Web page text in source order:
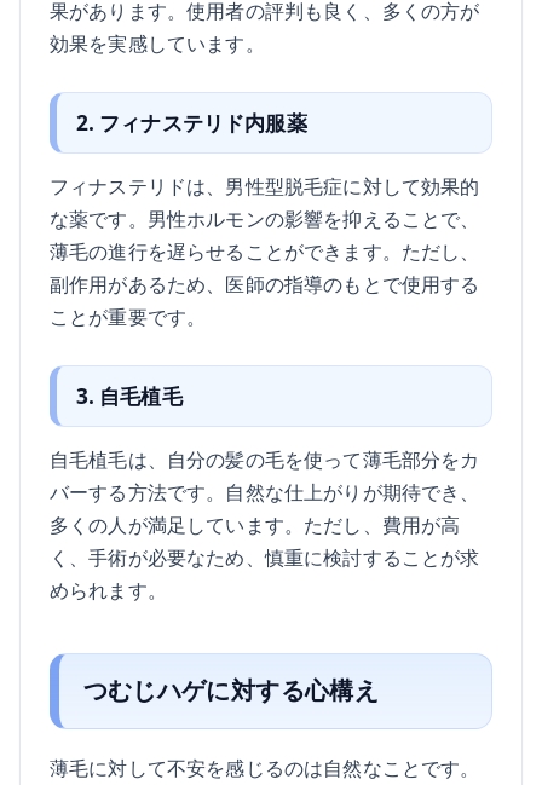
果があります。使用者の評判も良く、多くの方が
効果を実感しています。
2. フィナステリド内服薬
フィナステリドは、男性型脱毛症に対して効果的
な薬です。男性ホルモンの影響を抑えることで、
薄毛の進行を遅らせることができます。ただし、
副作用があるため、医師の指導のもとで使用する
ことが重要です。
3. 自毛植毛
自毛植毛は、自分の髪の毛を使って薄毛部分をカ
バーする方法です。自然な仕上がりが期待でき、
多くの人が満足しています。ただし、費用が高
く、手術が必要なため、慎重に検討することが求
められます。
つむじハゲに対する心構え
薄毛に対して不安を感じるのは自然なことです。